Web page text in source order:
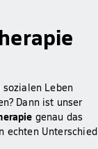
Leben
Dann ist unser
genau das
echten Unterschied